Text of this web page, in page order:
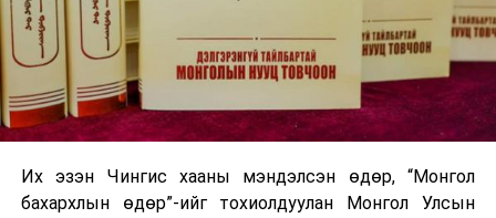
Их эзэн Чингис хааны мэндэлсэн өдөр, “Монгол
бахархлын өдөр”-ийг тохиолдуулан Монгол Улсын